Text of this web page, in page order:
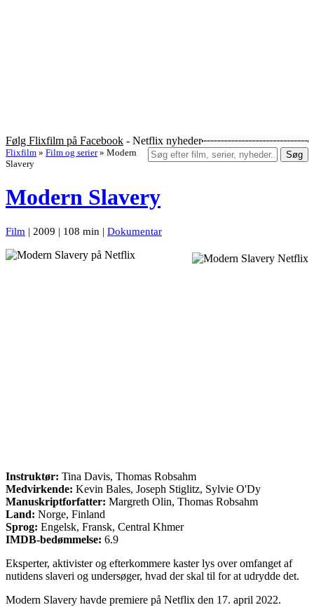
Følg Flixfilm på Facebook - Netflix nyheder
Søg
Flixfilm » Film og serier » Modern
Slavery
Modern Slavery
Film | 2009 | 108 min | Dokumentar
Instruktør: Tina Davis, Thomas Robsahm
Medvirkende: Kevin Bales, Joseph Stiglitz, Sylvie O'Dy
Manuskriptforfatter: Margreth Olin, Thomas Robsahm
Land: Norge, Finland
Sprog: Engelsk, Fransk, Central Khmer
IMDB-bedømmelse: 6.9
Eksperter, aktivister og efterkommere kaster lys over omfanget af
nutidens slaveri og undersøger, hvad der skal til for at udrydde det.
Modern Slavery havde premiere på Netflix den 17. april 2022.